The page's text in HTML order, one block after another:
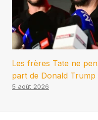
Les frères Tate ne
part de Donald
5 août 2026